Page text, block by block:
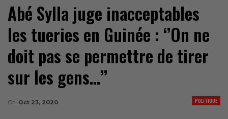
Abé Sylla juge inacceptables
les tueries en Guinée : ‘’On ne
doit pas se permettre de tirer
sur les gens…’’
POLITIQUE
On Oct 23, 2020